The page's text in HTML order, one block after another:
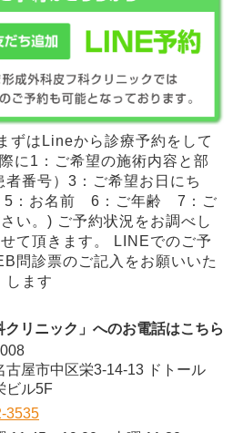
ずはLineから診療予約をして
に1：ご希望の施術内容と部
番号）3：ご希望お日にち
5：お名前 6：ご年齢 7：ご
い。) ご予約状況をお調べし
て頂きます。 LINEでのご予
問診票のご記入をお願いいた
します
クリニック」へのお電話はこちら
古屋市中区栄3-14-13 ドトール
ビル5F
3535